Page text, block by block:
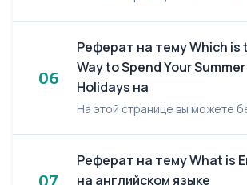
06
Реферат на тему Which is
Way to Spend Your Summer
Holidays на
07
Реферат на тему What is
на английском языке